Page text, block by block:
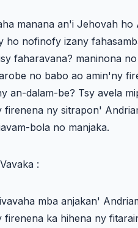
manana an'i Jehovah
ho nofinofy izany
faharavana? maninona
no babo ao amin'ny
an-dalam-be? Tsy avela
firenena ny sitrapon'
bola no manjaka.
:
mba anjakan'
firenena ka hihena ny